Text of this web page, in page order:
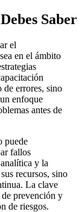
Saber
el
en el ámbito
errores, sino
enfoque
antes de
puede
fallos
y la
recursos, sino
La clave
prevención y
de riesgos.